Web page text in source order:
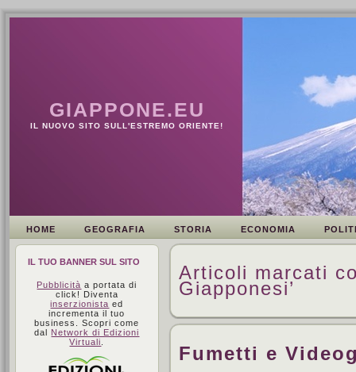
GIAPPONE.EU
IL NUOVO SITO SULL'ESTREMO ORIENTE!
HOME GEOGRAFIA STORIA ECONOMIA
IL TUO BANNER SUL SITO
Pubblicità a portata di
click! Diventa
inserzionista ed
incrementa il tuo
business. Scopri come
dal Network di Edizioni
Virtuali
Articoli marcati
Giapponesi’
Fumetti e